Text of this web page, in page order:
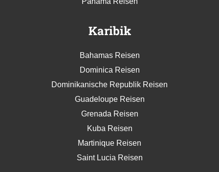
Karibik
Bahamas Reisen
Dominica Reisen
Dominikanische Republik Reisen
Guadeloupe Reisen
Grenada Reisen
Kuba Reisen
Martinique Reisen
Saint Lucia Reisen